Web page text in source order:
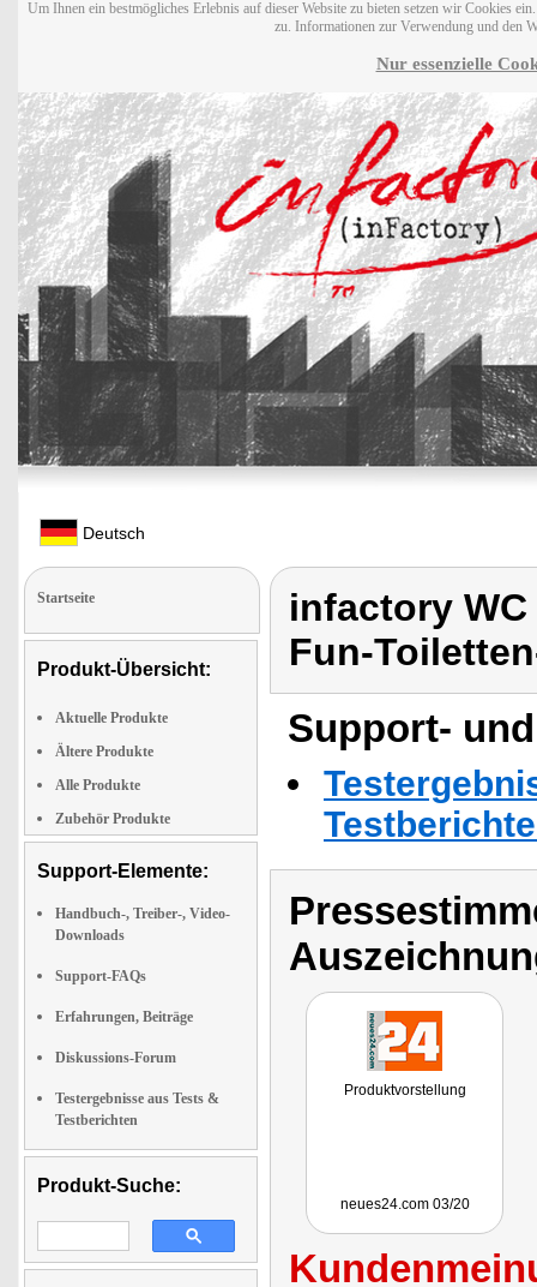
Um Ihnen ein bestmögliches Erlebnis auf dieser Website zu bieten setzen wir Cookies
zu. Informationen zur Verwendung und den
Nur essenzielle
Deutsch
Startseite
Produkt-Übersicht:
Aktuelle Produkte
Ältere Produkte
Alle Produkte
Zubehör Produkte
Support-Elemente:
Handbuch-, Treiber-, Video-
Downloads
Support-FAQs
Erfahrungen, Beiträge
Diskussions-Forum
Testergebnisse aus Tests &
Testberichten
Produkt-Suche:
infactory
Fun-
Support-
Produktvorstellung
neues24.com 03/20